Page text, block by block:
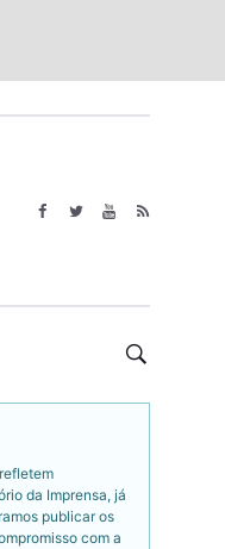
da Imprensa, já
publicar os
com a